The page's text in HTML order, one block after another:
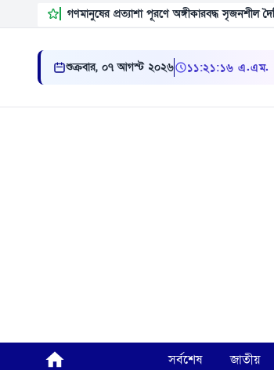
গণমানুষের প্রত্যাশা পূরণে অঙ্গীকারবদ্ধ সৃজনশীল
শুক্রবার, ০৭ আগস্ট ২০২৬ ১১ ২১ ১৭ এ.এম.
সর্বশেষ জাতীয়